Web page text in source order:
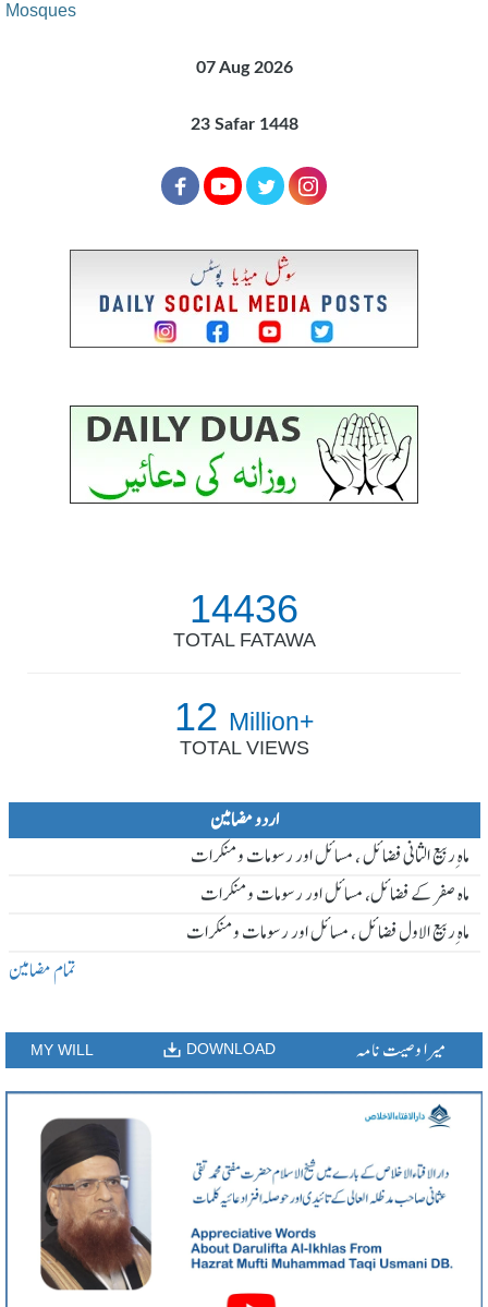
Mosques
07 Aug 2026
23 Safar 1448
14436
TOTAL FATAWA
12 Million+
TOTAL VIEWS
اردو مضامین
ماہ ِربیع الثانی فضائل ، مسائل اور رسومات و منکرات
ماہ صفر کے فضائل، مسائل اور رسومات و منکرات
ماہ ِربیع الاول فضائل ، مسائل اور رسومات و منکرات
تمام مضامین
MY WILL DOWNLOAD میرا وصیت نامہ